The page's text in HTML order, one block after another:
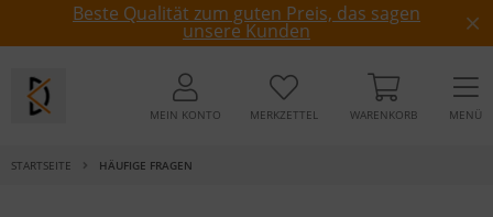
Beste Qualität zum guten Preis, das sagen
unsere Kunden
MEIN KONTO MERKZETTEL WARENKORB MENÜ
STARTSEITE HÄUFIGE FRAGEN